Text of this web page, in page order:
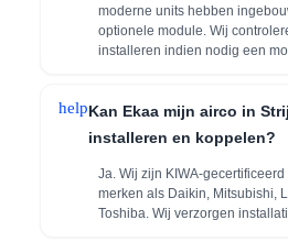
moderne units hebben
optionele module. Wij
installeren indien nodig een
helpKan Ekaa mijn airco in
installeren en koppelen?
Ja. Wij zijn KIWA-
merken als Daikin, Mitsubishi,
Toshiba. Wij verzorgen